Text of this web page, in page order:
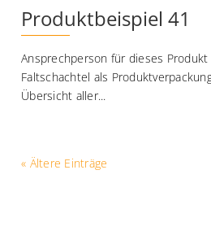
Produktbeispiel 41
Ansprechperson für dieses
Faltschachtel als
Übersicht aller...
« Ältere Einträge